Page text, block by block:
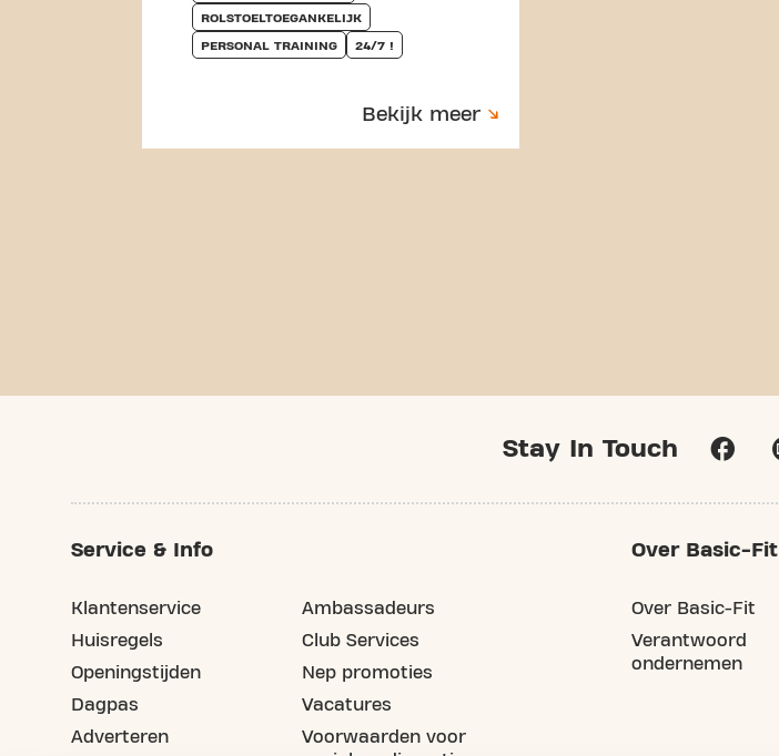
ROLSTOELTOEGANKELIJK
PERSONAL TRAINING 24/7 !
Bekijk meer
Stay In Touch
Service & Info
Klantenservice
Huisregels
Openingstijden
Dagpas
Adverteren
Ambassadeurs
Club Services
Nep promoties
Vacatures
Voorwaarden voor
Over Basic-Fit
Over Basic-Fit
Verantwoord
ondernemen